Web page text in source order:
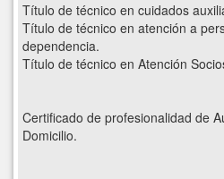
Título de técnico en cuidados
Título de técnico en atención a
dependencia.
Título de técnico en Atención
Certificado de profesionalidad de
Domicilio.